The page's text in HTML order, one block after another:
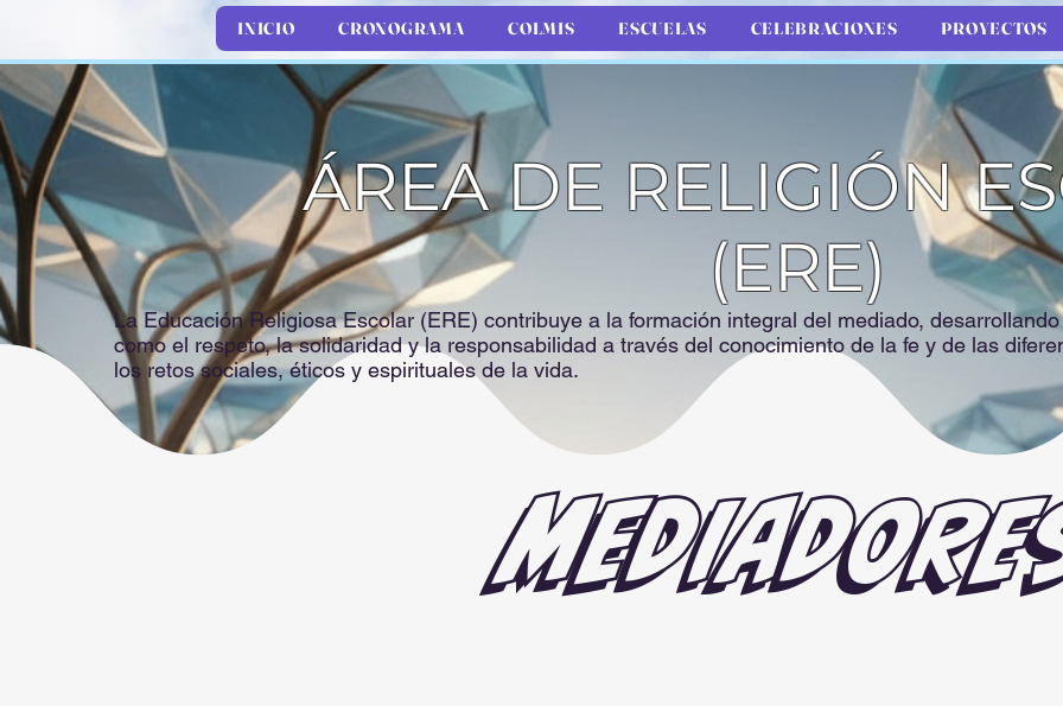
INICIO CRONOGRAMA COLMIS ESCUELAS CELEBRACIONES PROYECTOS
ÁREA DE RELIGIÓN
(ERE)
La Educación Religiosa Escolar (ERE) contribuye a la formación integral del mediado,
como el respeto, la solidaridad y la responsabilidad a través del conocimiento de la fe y de las
los retos sociales, éticos y espirituales de la vida.